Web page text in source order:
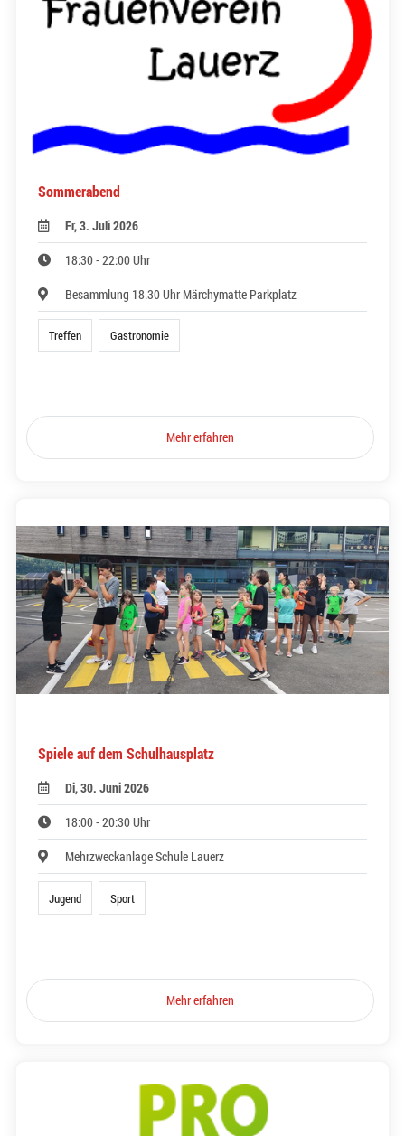
Sommerabend
Fr, 3. Juli 2026
18:30 - 22:00 Uhr
Besammlung 18.30 Uhr Märchymatte Parkplatz
Treffen Gastronomie
Mehr erfahren
Spiele auf dem Schulhausplatz
Di, 30. Juni 2026
18:00 - 20:30 Uhr
Mehrzweckanlage Schule Lauerz
Jugend Sport
Mehr erfahren